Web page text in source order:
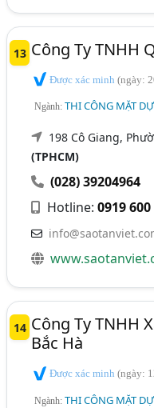
13 Công Ty TNHH
Được xác minh(ngày:
Ngành:THI CÔNG MẶT
198 Cô Giang,
(TPHCM)
(028) 39204964
Hotline:0919
14 Công Ty TNHH
Bắc Hà
Được xác minh(ngày:
Ngành:THI CÔNG MẶT